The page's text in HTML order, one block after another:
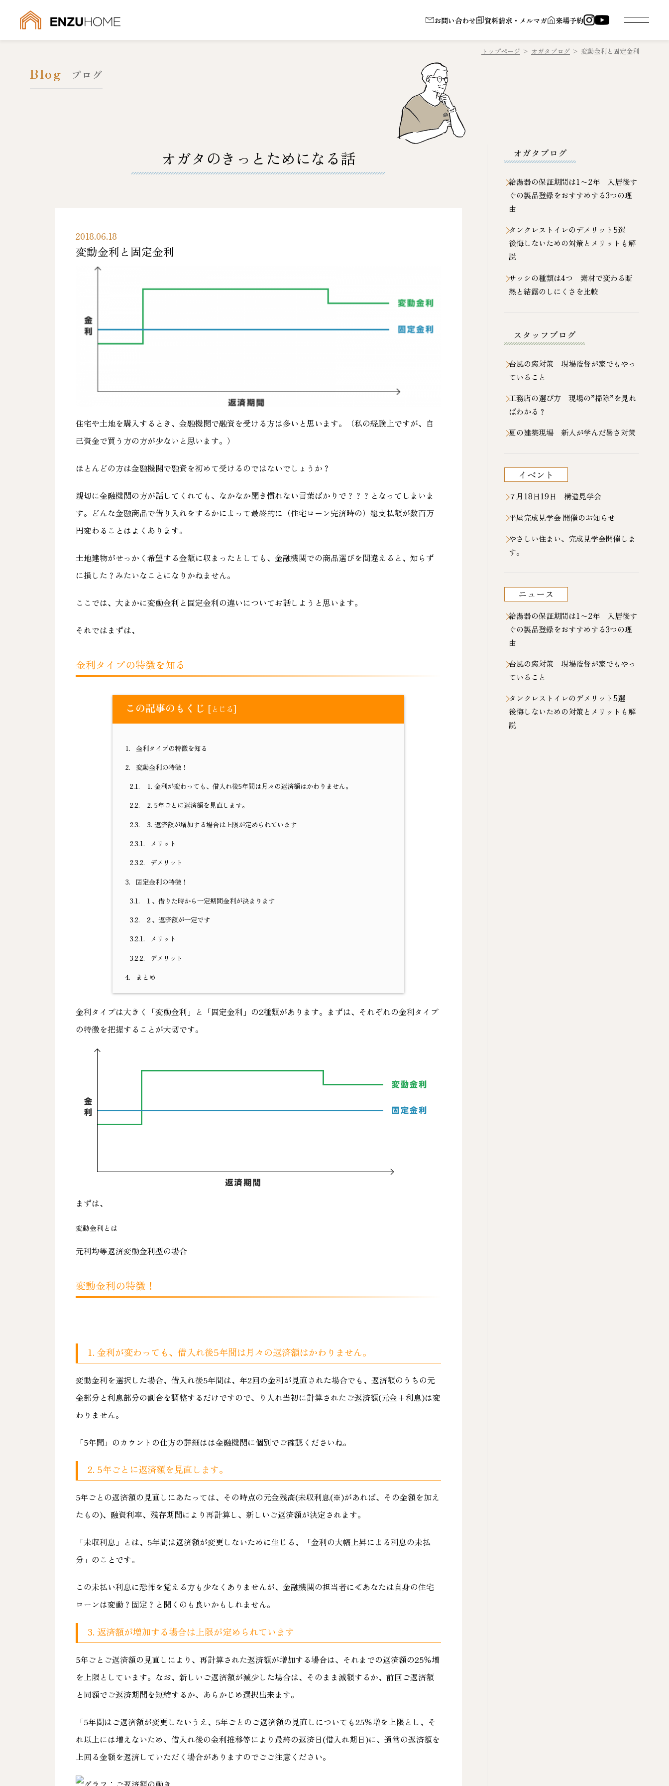
お問い合わせ 資料請求・メルマガ 来場予約
トップページ > オガタブログ > 変動金利と固定金利
Blog ブログ
オガタのきっとためになる話
2018.06.18
変動金利と固定金利
住宅や土地を購入するとき、金融機関で融資を受ける方は多いと思います。（私の経験上ですが、自
己資金で買う方の方が少ないと思います。）
ほとんどの方は金融機関で融資を初めて受けるのではないでしょうか？
親切に金融機関の方が話してくれても、なかなか聞き慣れない言葉ばかりで？？？となってしまいま
す。どんな金融商品で借り入れをするかによって最終的に（住宅ローン完済時の）総支払額が数百万
円変わることはよくあります。
土地建物がせっかく希望する金額に収まったとしても、金融機関での商品選びを間違えると、知らず
に損した？みたいなことになりかねません。
ここでは、大まかに変動金利と固定金利の違いについてお話しようと思います。
それではまずは、
金利タイプの特徴を知る
この記事のもくじ [とじる]
1. 金利タイプの特徴を知る
2. 変動金利の特徴！
2.1. 1. 金利が変わっても、借入れ後5年間は月々の返済額はかわりません。
2.2. 2. 5年ごとに返済額を見直します。
2.3. 3. 返済額が増加する場合は上限が定められています
2.3.1. メリット
2.3.2. デメリット
3. 固定金利の特徴！
3.1. １、借りた時から一定期間金利が決まります
3.2. ２、返済額が一定です
3.2.1. メリット
3.2.2. デメリット
4. まとめ
金利タイプは大きく「変動金利」と「固定金利」の2種類があります。まずは、それぞれの金利タイプ
の特徴を把握することが大切です。
まずは、
変動金利とは
元利均等返済変動金利型の場合
変動金利の特徴！
1. 金利が変わっても、借入れ後5年間は月々の返済額はかわりません。
変動金利を選択した場合、借入れ後5年間は、年2回の金利が見直された場合でも、返済額のうちの元
金部分と利息部分の割合を調整するだけですので、り入れ当初に計算されたご返済額(元金+利息)は変
わりません。
「5年間」のカウントの仕方の詳細はは金融機関に個別でご確認くださいね。
2. 5年ごとに返済額を見直します。
5年ごとの返済額の見直しにあたっては、その時点の元金残高(未収利息(※)があれば、その金額を加え
たもの)、融資利率、残存期間により再計算し、新しいご返済額が決定されます。
「未収利息」とは、5年間は返済額が変更しないために生じる、「金利の大幅上昇による利息の未払
分」のことです。
この未払い利息に恐怖を覚える方も少なくありませんが、金融機関の担当者に≪あなたは自身の住宅
ローンは変動？固定？と聞くのも良いかもしれません。
3. 返済額が増加する場合は上限が定められています
5年ごとご返済額の見直しにより、再計算された返済額が増加する場合は、それまでの返済額の25％増
を上限としています。なお、新しいご返済額が減少した場合は、そのまま減額するか、前回ご返済額
と同額でご返済期間を短縮するか、あらかじめ選択出来ます。
「5年間はご返済額が変更しないうえ、5年ごとのご返済額の見直しについても25％増を上限とし、そ
れ以上には増えないため、借入れ後の金利推移等により最終の返済日(借入れ期日)に、通常の返済額を
上回る金額を返済していただく場合がありますのでごご注意ください。
オガタブログ
給湯器の保証期間は1〜2年 入居後す
ぐの製品登録をおすすめする3つの理
由
タンクレストイレのデメリット5選
後悔しないための対策とメリットも解
説
サッシの種類は4つ 素材で変わる断
熱と結露のしにくさを比較
スタッフブログ
台風の窓対策 現場監督が家でもやっ
ていること
工務店の選び方 現場の”掃除”を見れ
ばわかる？
夏の建築現場 新人が学んだ暑さ対策
イベント
７月18日19日 構造見学会
平屋完成見学会 開催のお知らせ
やさしい住まい、完成見学会開催しま
す。
ニュース
給湯器の保証期間は1〜2年 入居後す
ぐの製品登録をおすすめする3つの理
由
台風の窓対策 現場監督が家でもやっ
ていること
タンクレストイレのデメリット5選
後悔しないための対策とメリットも解
説